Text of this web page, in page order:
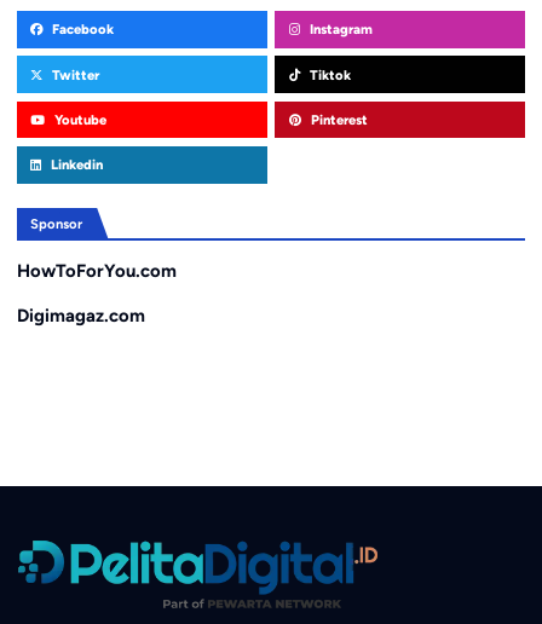
Facebook Instagram
Twitter Tiktok
Youtube Pinterest
Linkedin
Sponsor
HowToForYou.com
Digimagaz.com